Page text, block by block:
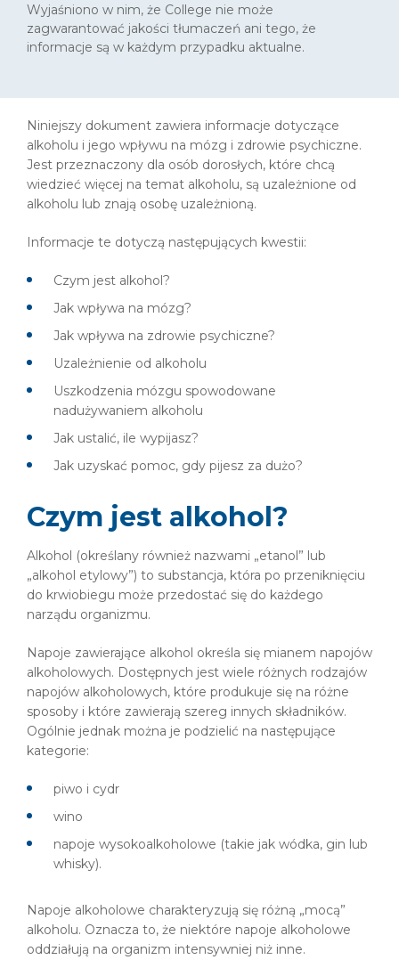
Wyjaśniono w nim, że College nie może
zagwarantować jakości tłumaczeń ani tego, że
informacje są w każdym przypadku aktualne.
Niniejszy dokument zawiera informacje dotyczące
alkoholu i jego wpływu na mózg i zdrowie psychiczne.
Jest przeznaczony dla osób dorosłych, które chcą
wiedzieć więcej na temat alkoholu, są uzależnione od
alkoholu lub znają osobę uzależnioną.
Informacje te dotyczą następujących kwestii:
Czym jest alkohol?
Jak wpływa na mózg?
Jak wpływa na zdrowie psychiczne?
Uzależnienie od alkoholu
Uszkodzenia mózgu spowodowane
nadużywaniem alkoholu
Jak ustalić, ile wypijasz?
Jak uzyskać pomoc, gdy pijesz za dużo?
Czym jest alkohol?
Alkohol (określany również nazwami „etanol” lub
„alkohol etylowy”) to substancja, która po przeniknięciu
do krwiobiegu może przedostać się do każdego
narządu organizmu.
Napoje zawierające alkohol określa się mianem napojów
alkoholowych. Dostępnych jest wiele różnych rodzajów
napojów alkoholowych, które produkuje się na różne
sposoby i które zawierają szereg innych składników.
Ogólnie jednak można je podzielić na następujące
kategorie:
piwo i cydr
wino
napoje wysokoalkoholowe (takie jak wódka, gin lub
whisky).
Napoje alkoholowe charakteryzują się różną „mocą”
alkoholu. Oznacza to, że niektóre napoje alkoholowe
oddziałują na organizm intensywniej niż inne.